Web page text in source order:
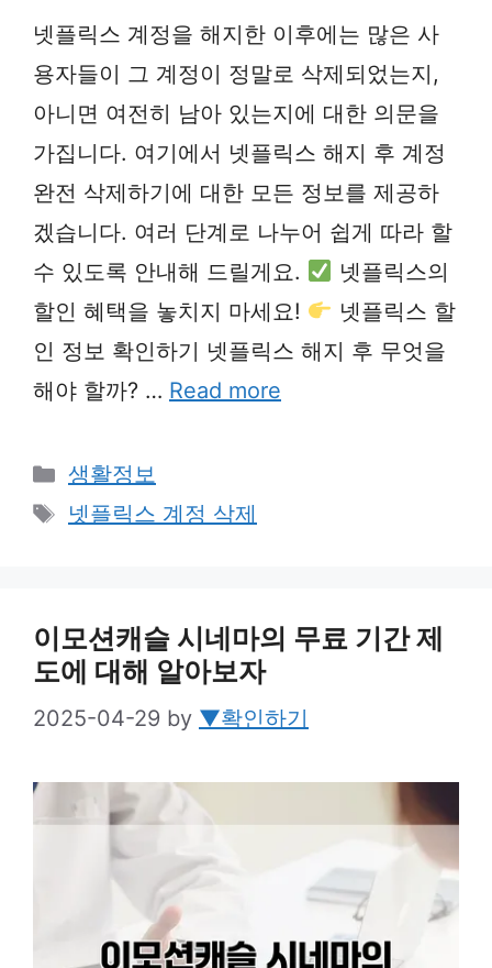
넷플릭스 계정을 해지한 이후에는 많은 사
용자들이 그 계정이 정말로 삭제되었는지,
아니면 여전히 남아 있는지에 대한 의문을
가집니다. 여기에서 넷플릭스 해지 후 계정
완전 삭제하기에 대한 모든 정보를 제공하
겠습니다. 여러 단계로 나누어 쉽게 따라 할
수 있도록 안내해 드릴게요.
넷플릭스의
할인 혜택을 놓치지 마세요!
넷플릭스 할
인 정보 확인하기 넷플릭스 해지 후 무엇을
해야 할까? … Read more
Categories
생활정보
Tags
넷플릭스 계정 삭제
이모션캐슬 시네마의 무료 기간 제
도에 대해 알아보자
2025-04-29 by ▼확인하기